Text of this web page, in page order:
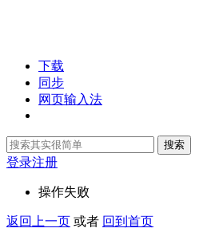
下载
同步
网页输入法
搜索
登录注册
操作失败
返回上一页 或者 回到首页